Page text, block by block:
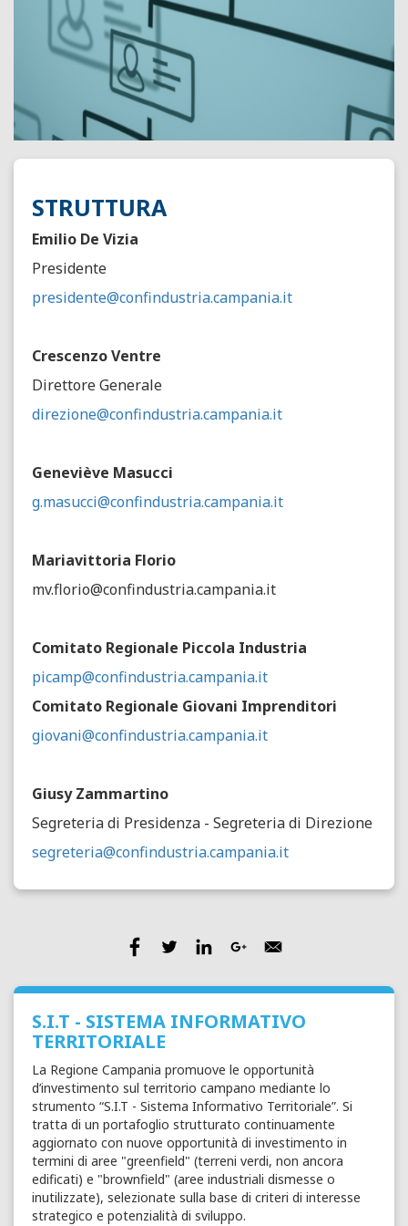
STRUTTURA
Emilio De Vizia
Presidente
presidente@confindustria.campania.it
Crescenzo Ventre
Direttore Generale
direzione@confindustria.campania.it
Geneviève Masucci
g.masucci@confindustria.campania.it
Mariavittoria Florio
mv.florio@confindustria.campania.it
Comitato Regionale Piccola Industria
picamp@confindustria.campania.it
Comitato Regionale Giovani Imprenditori
giovani@confindustria.campania.it
Giusy Zammartino
Segreteria di Presidenza - Segreteria di Direzione
segreteria@confindustria.campania.it
S.I.T - SISTEMA INFORMATIVO
TERRITORIALE
La Regione Campania promuove le opportunità
d’investimento sul territorio campano mediante lo
strumento “S.I.T - Sistema Informativo Territoriale”. Si
tratta di un portafoglio strutturato continuamente
aggiornato con nuove opportunità di investimento in
termini di aree "greenfield" (terreni verdi, non ancora
edificati) e "brownfield" (aree industriali dismesse o
inutilizzate), selezionate sulla base di criteri di interesse
strategico e potenzialità di sviluppo.